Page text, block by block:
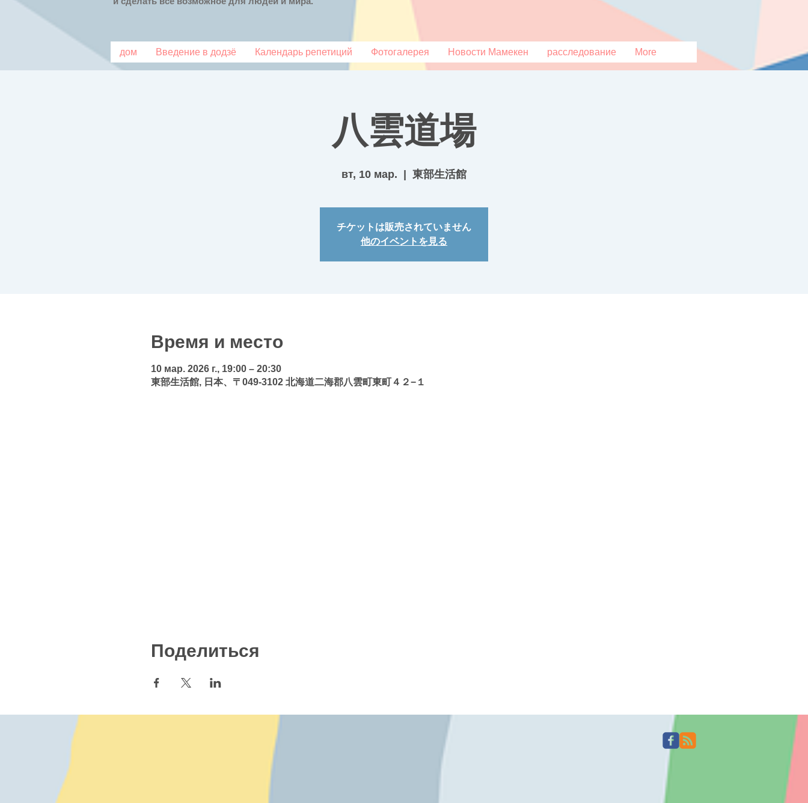
дом Введение в додзё Календарь репетиций Фотогалерея Новости Мамекен расследование More
八雲道場
вт, 10 мар. 東部生活館
チケットは販売されていません
他のイベントを見る
Время и место
10 мар. 2026 г., 19:00 – 20:30
東部生活館, 日本、〒049-3102 北海道二海郡八雲町東町４２−１
Поделиться